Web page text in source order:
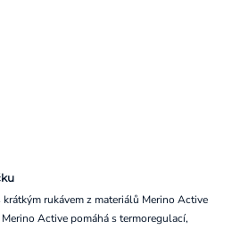
rukávem z materiálů Merino Active
Active pomáhá s termoregulací,